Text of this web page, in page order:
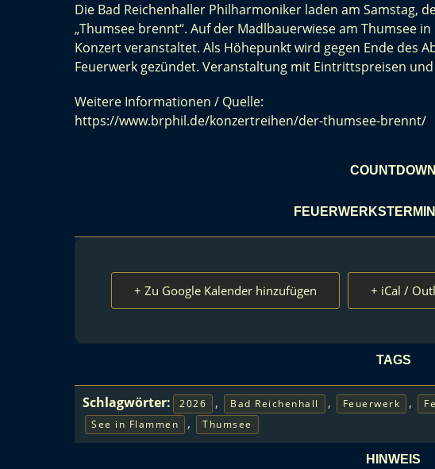
Die Bad Reichenhaller Philharmoniker laden am Samstag,
„Thumsee brennt“. Auf der Madlbauerwiese am Thumsee
Konzert veranstaltet. Als Höhepunkt wird gegen Ende des
Feuerwerk gezündet. Veranstaltung mit Eintrittspreisen
Weitere Informationen / Quelle:
https://www.brphil.de/konzertreihen/der-thumsee-brennt/
COUNTDOWN
+ Zu Google Kalender hinzufügen + iCal /
TAGS
Schlagwörter: 2026 , Bad Reichenhall , Feuerwerk ,
See in Flammen , Thumsee
HINWEIS